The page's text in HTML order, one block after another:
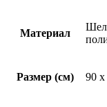
Материал
Размер (см) 90 x